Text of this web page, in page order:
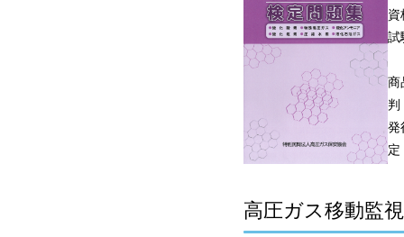
資
試
商
発
高圧ガス移動監